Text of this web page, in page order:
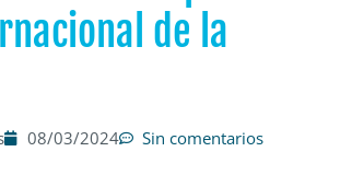
de la
08/03/2024
Sin comentarios